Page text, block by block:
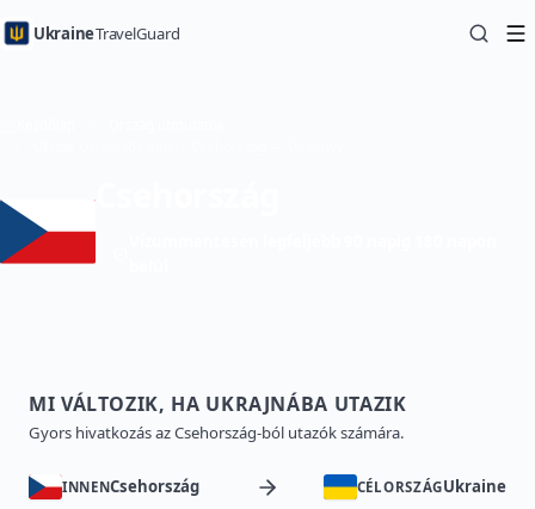
UkraineTravelGuard
MI VÁLTOZIK, HA UKRAJNÁBA UTAZIK
Gyors hivatkozás az Csehország-ból utazók számára.
INNENCsehország CÉLORSZÁGUkraine